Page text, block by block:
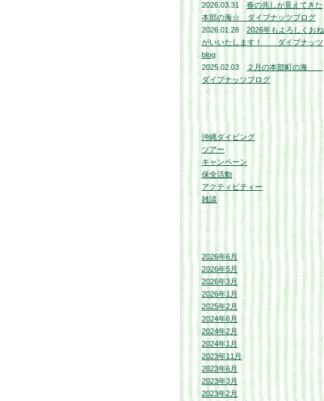
2026.03.31
春の兆しが見えてきた
本部の海☆ ダイブナッツブログ
2026.01.28
2026年もよろしくおね
がいいたします！ ダイブナッツ
blog
2025.02.03
２月の本部町の海
ダイブナッツブログ
沖縄ダイビング
ツアー
キャンペーン
保全活動
アクティビティー
雑談
2026年6月
2026年5月
2026年3月
2026年1月
2025年2月
2024年6月
2024年2月
2024年1月
2023年11月
2023年6月
2023年3月
2023年2月